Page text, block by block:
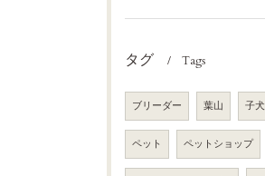
タグ Tags
ブリーダー 葉山 子犬
ペット ペットショップ